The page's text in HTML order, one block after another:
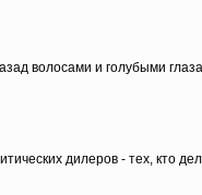
волосами и голубыми
дилеров - тех, кто